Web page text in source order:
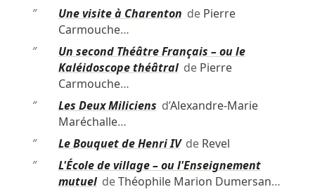
″
Une visite à Charenton de Pierre
Carmouche…
″
Un second Théâtre Français – ou le
Kaléidoscope théâtralde Pierre
Carmouche…
″
Les Deux Miliciens d’Alexandre-Marie
Maréchalle…
″
Le Bouquet de Henri IVde Revel
″
L'École de village – ou l'Enseignement
mutueldeThéophile Marion Dumersan…